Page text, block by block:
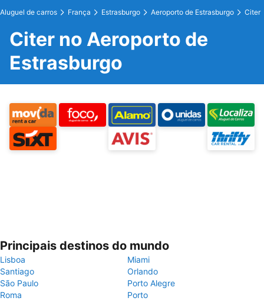
Aluguel de carros França Estrasburgo Aeroporto de Estrasburgo Citer
Citer no Aeroporto de
Estrasburgo
Principais destinos do mundo
Lisboa
Miami
Santiago
Orlando
São Paulo
Porto Alegre
Roma
Porto